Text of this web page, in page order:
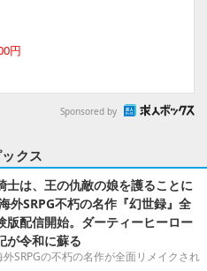
円
Sponsored by
ックス
士は、王の仇敵の娘を護ることに
外SRPG不朽の名作『幻世録』全
版配信開始。ダーティーヒーロー
が令和に蘇る
SRPGの不朽の名作が全面リメイクされ